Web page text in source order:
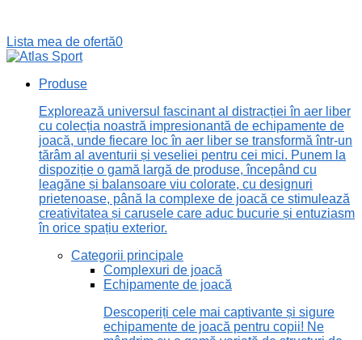
Lista mea de ofertă0
Produse
Explorează universul fascinant al distracției în aer liber
cu colecția noastră impresionantă de echipamente de
joacă, unde fiecare loc în aer liber se transformă într-un
tărâm al aventurii și veseliei pentru cei mici. Punem la
dispoziție o gamă largă de produse, începând cu
leagăne și balansoare viu colorate, cu designuri
prietenoase, până la complexe de joacă ce stimulează
creativitatea și carusele care aduc bucurie și entuziasm
în orice spațiu exterior.
Categorii principale
Complexuri de joacă
Echipamente de joacă
Descoperiți cele mai captivante și sigure
echipamente de joacă pentru copii! Ne